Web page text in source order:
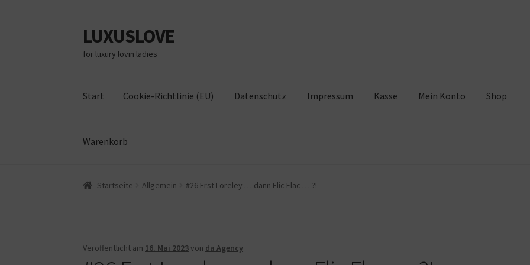
Zur
Navigation
springen
Zum
Inhalt
springen
LUXUSLOVE
for luxury lovin ladies
Start Cookie-Richtlinie (EU) Datenschutz Impressum Kasse Mein Konto Shop
Warenkorb
Start Cookie-Richtlinie (EU) Datenschutz Impressum Kasse
Startseite Allgemein #26 Erst Loreley … dann Flic Flac … ?!
Veröffentlicht am 16. Mai 2023von da Agency